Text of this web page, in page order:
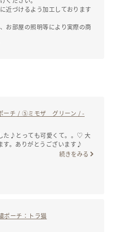
近づけるよう加工しております
お部屋の照明等により実際の商
ーチ / ⑤ミモザ グリーン / -
た♪とっても可愛くて。。♡ 大
す。ありがとうございます♪
続きをみる
ポーチ：トラ猫